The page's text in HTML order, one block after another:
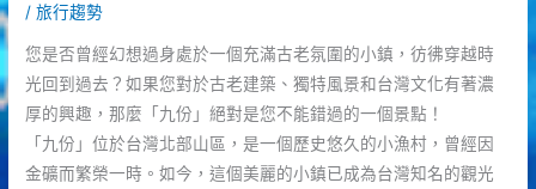
/旅行趨勢
您是否曾經幻想過身處於一個充滿古老氛圍的小鎮，彷彿穿越時
光回到過去？如果您對於古老建築、獨特風景和台灣文化有著濃
厚的興趣，那麼「九份」絕對是您不能錯過的一個景點！
「九份」位於台灣北部山區，是一個歷史悠久的小漁村，曾經因
金礦而繁榮一時。如今，這個美麗的小鎮已成為台灣知名的觀光